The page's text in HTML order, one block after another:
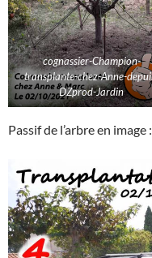
cognassier-Champion-
transplante-chez-Anne-
DZprod-Jardin
Passif de l’arbre en image :